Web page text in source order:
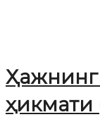
ҳикмати